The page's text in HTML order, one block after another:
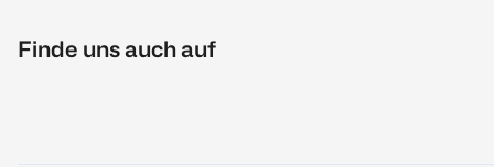
Finde uns auch auf